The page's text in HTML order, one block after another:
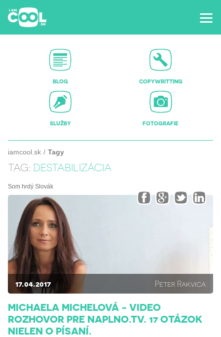
BLOG COPYWRITTING
SLUŽBY FOTOGRAFIE
iamcool.sk Tagy
TAG: DESTABILIZÁCIA
Som hrdý Slovák
17.04.2017 Peter Rakvica
MICHAELA MICHELOVÁ - VIDEO
ROZHOVOR PRE NAPLNO.TV. 17 OTÁZOK
NIELEN O PÍSANÍ.